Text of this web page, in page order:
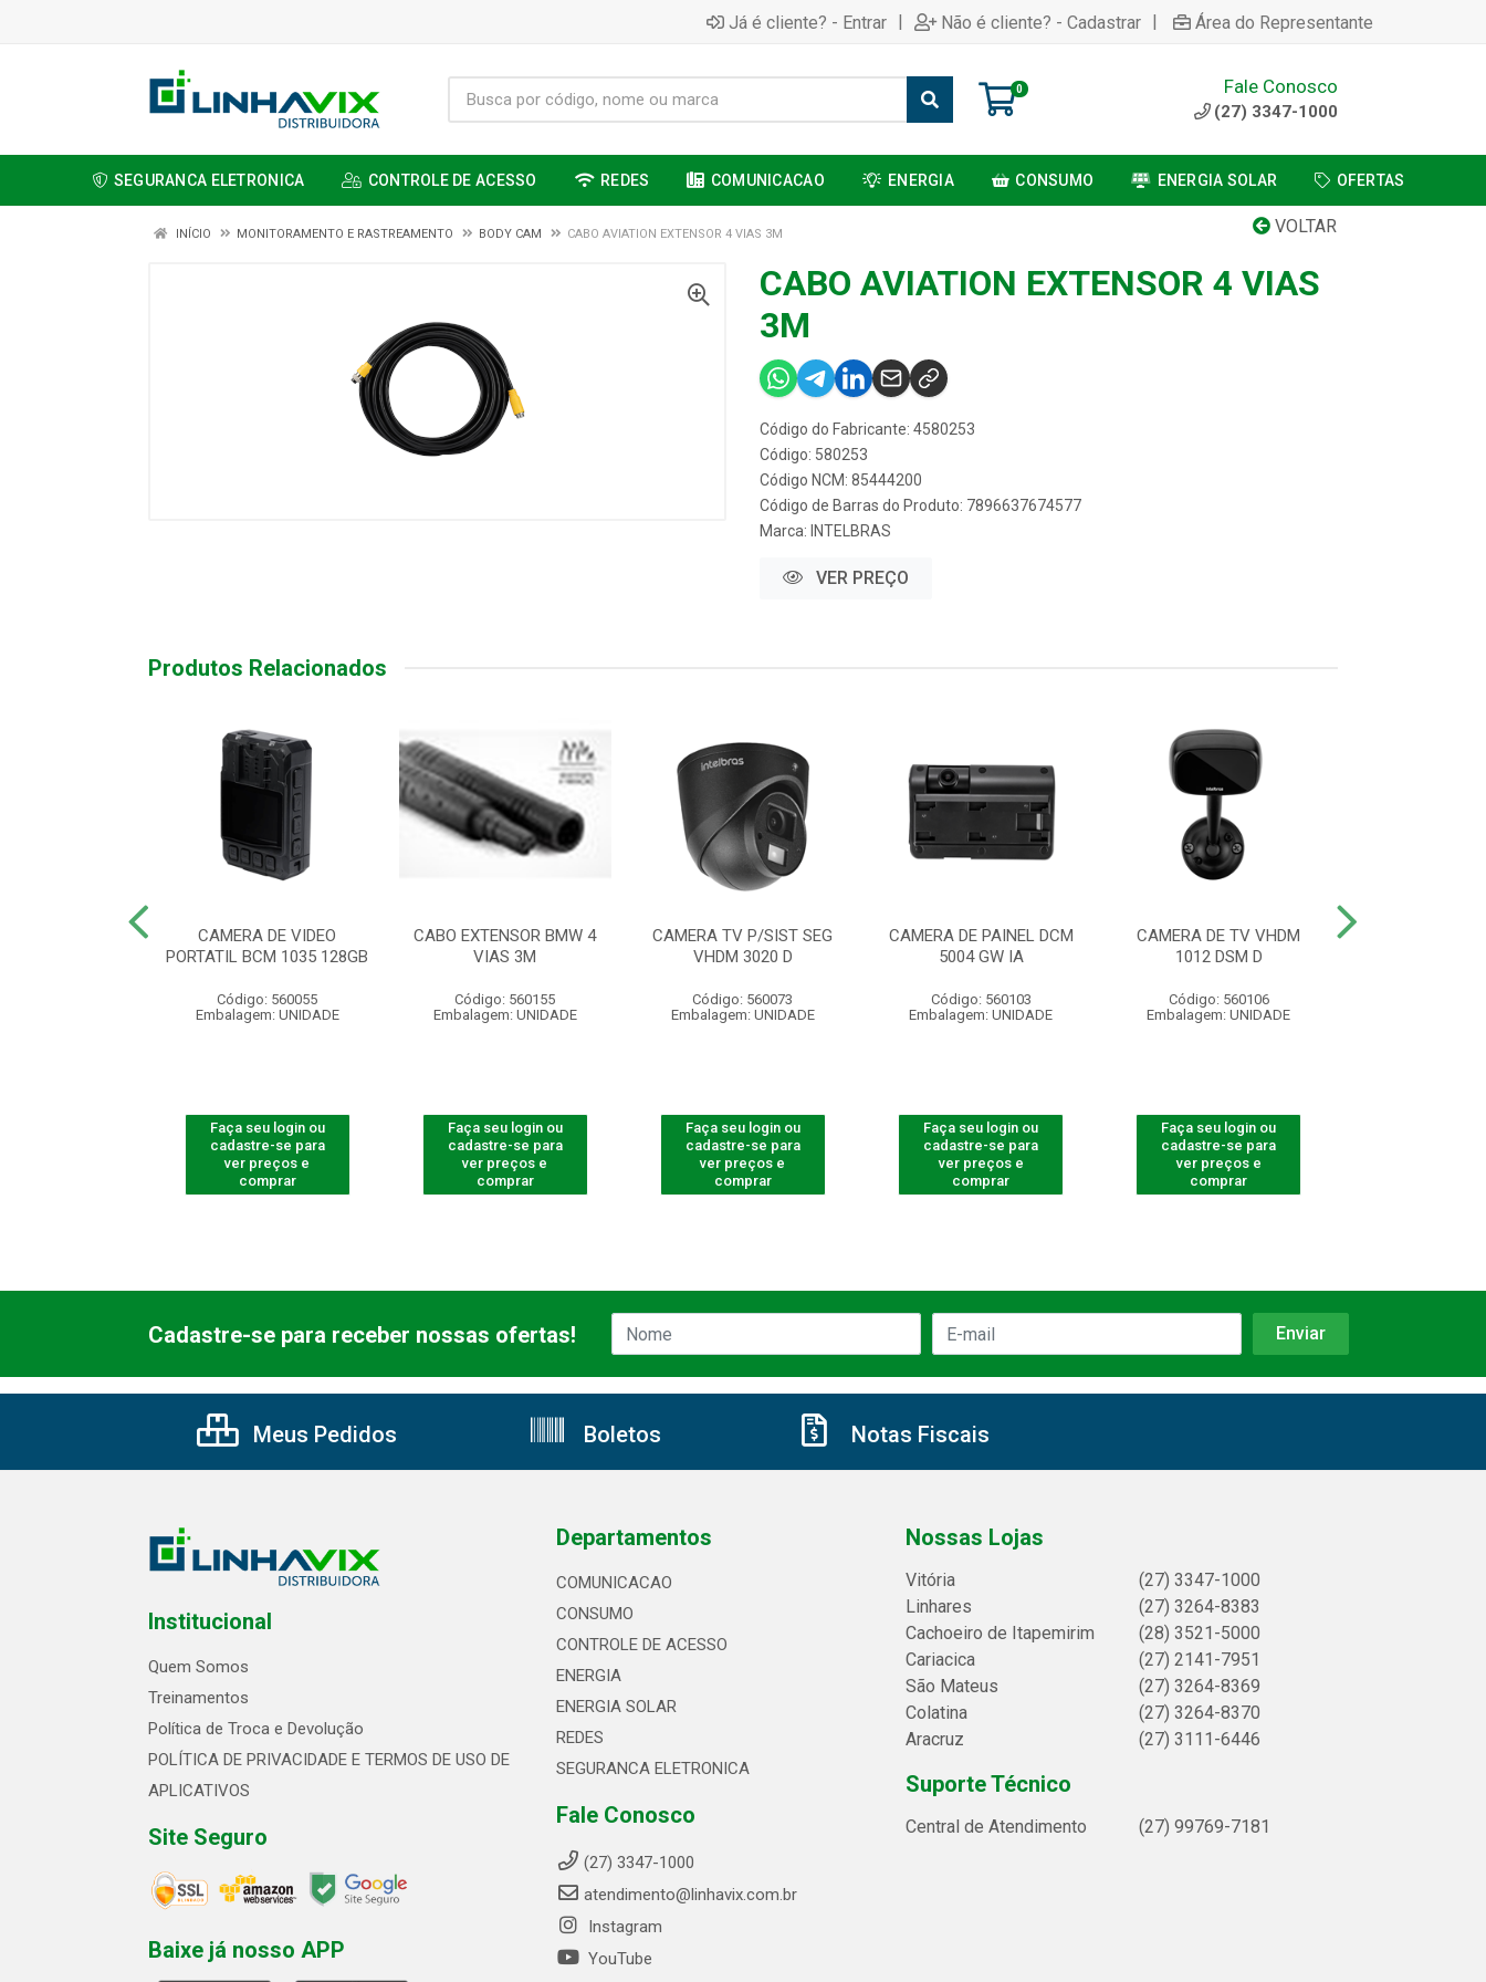
Já é cliente? - Entrar | Não é cliente? - Cadastrar | Área do Representante
0 Fale Conosco
(27) 3347-1000
SEGURANCA ELETRONICA CONTROLE DE ACESSO REDES COMUNICACAO ENERGIA CONSUMO ENERGIA SOLAR OFERTAS
VOLTAR
INÍCIO MONITORAMENTO E RASTREAMENTO BODY CAM CABO AVIATION EXTENSOR 4 VIAS 3M
CABO AVIATION EXTENSOR 4 VIAS
3M
Código do Fabricante: 4580253
Código: 580253
Código NCM: 85444200
Código de Barras do Produto: 7896637674577
Marca: INTELBRAS
VER PREÇO
Produtos Relacionados
CAMERA DE VIDEO
PORTATIL BCM 1035 128GB
Código: 560055
Embalagem: UNIDADE
Faça seu login ou
cadastre-se para
ver preços e
comprar
CABO EXTENSOR BMW 4
VIAS 3M
Código: 560155
Embalagem: UNIDADE
Faça seu login ou
cadastre-se para
ver preços e
comprar
CAMERA TV P/SIST SEG
VHDM 3020 D
Código: 560073
Embalagem: UNIDADE
Faça seu login ou
cadastre-se para
ver preços e
comprar
CAMERA DE PAINEL DCM
5004 GW IA
Código: 560103
Embalagem: UNIDADE
Faça seu login ou
cadastre-se para
ver preços e
comprar
CAMERA DE TV VHDM
1012 DSM D
Código: 560106
Embalagem: UNIDADE
Faça seu login ou
cadastre-se para
ver preços e
comprar
Cadastre-se para receber nossas ofertas!
Meus Pedidos Boletos Notas Fiscais
Institucional
Quem Somos
Treinamentos
Política de Troca e Devolução
POLÍTICA DE PRIVACIDADE E TERMOS DE USO DE
APLICATIVOS
Site Seguro
Baixe já nosso APP
Departamentos
COMUNICACAO
CONSUMO
CONTROLE DE ACESSO
ENERGIA
ENERGIA SOLAR
REDES
SEGURANCA ELETRONICA
Fale Conosco
(27) 3347-1000
atendimento@linhavix.com.br
Instagram
YouTube
Nossas Lojas
Vitória
(27) 3347-1000
Linhares
(27) 3264-8383
Cachoeiro de Itapemirim
(28) 3521-5000
Cariacica
(27) 2141-7951
São Mateus
(27) 3264-8369
Colatina
(27) 3264-8370
Aracruz
(27) 3111-6446
Suporte Técnico
Central de Atendimento (27) 99769-7181